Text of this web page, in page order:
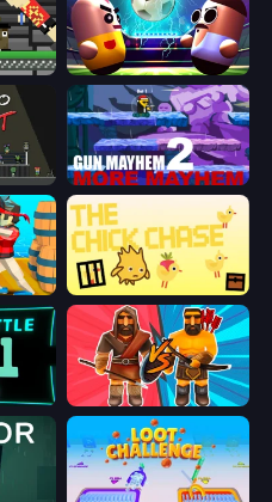
Pill Soccer
Gun Mayhem 2
Funny Ragdoll Wrestlers The Chick Chase
Medieval Battle 2P